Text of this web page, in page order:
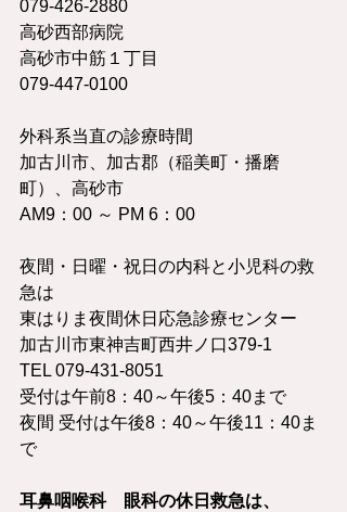
079-426-2880
079-447-0100
外科系当直の診療時間
加古川市、加古郡（稲美町・播磨
町）、高砂市
AM9：00 ～ PM 6：00
夜間・日曜・祝日の内科と小児科の救
急は
東はりま夜間休日応急診療センター
加古川市東神吉町西井ノ口379-1
TEL 079-431-8051
受付は午前8：40～午後5：40まで
夜間 受付は午後8：40～午後11：40ま
で
耳鼻咽喉科　眼科の休日救急は、